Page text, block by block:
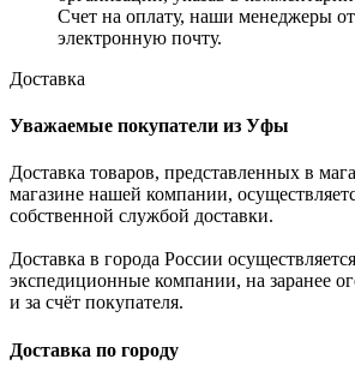
Счет на оплату, наши менеджеры
электронную почту.
Доставка
Уважаемые покупатели из Уфы
Доставка товаров, представленных в
магазине нашей компании,
собственной службой доставки.
Доставка в города России
экспедиционные компании, на заранее
и за счёт покупателя.
Доставка по городу